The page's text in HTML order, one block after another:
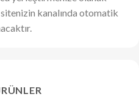
kanalında otomatik